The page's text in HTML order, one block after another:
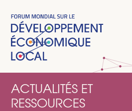
ACTUALITÉS ET
RESSOURCES